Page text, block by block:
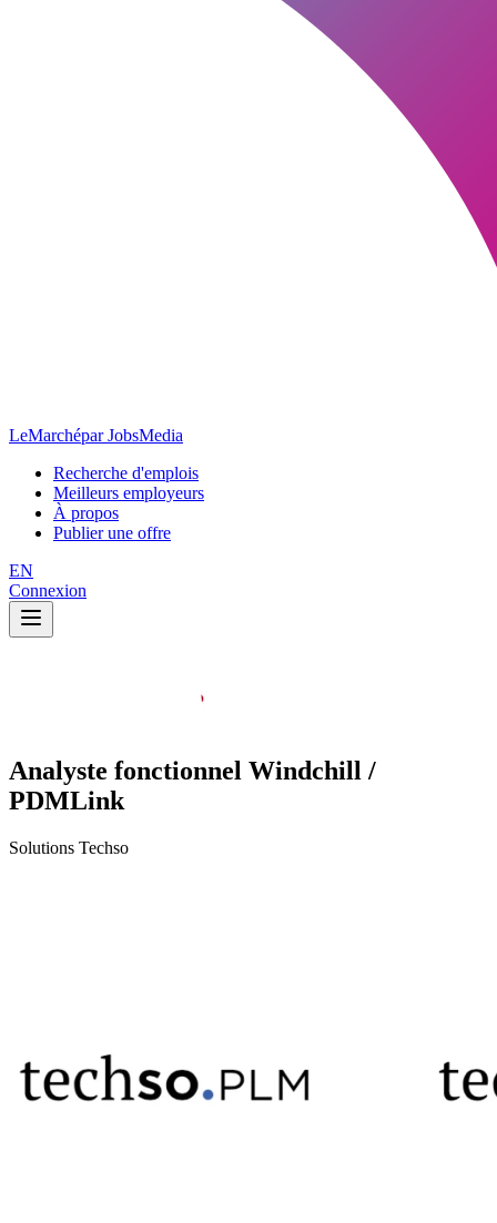
LeMarchépar JobsMedia
Recherche d'emplois
Meilleurs employeurs
À propos
Publier une offre
EN
Connexion
Analyste fonctionnel Windchill /
PDMLink
Solutions Techso